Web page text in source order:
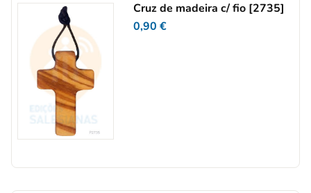
Cruz de madeira c/ fio [2735]
0,90€